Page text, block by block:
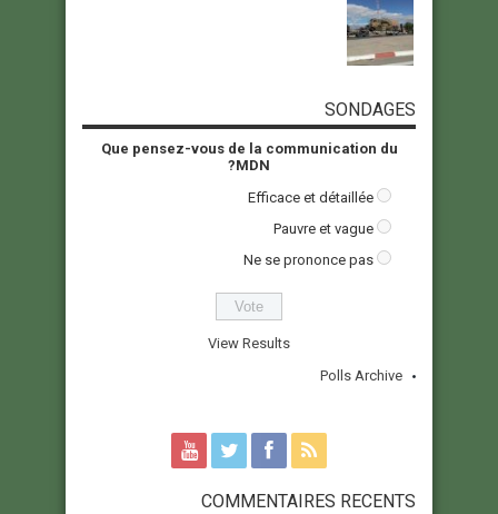
SONDAGES
Que pensez-vous de la communication du
MDN?
Efficace et détaillée
Pauvre et vague
Ne se prononce pas
View Results
Polls Archive
COMMENTAIRES RECENTS